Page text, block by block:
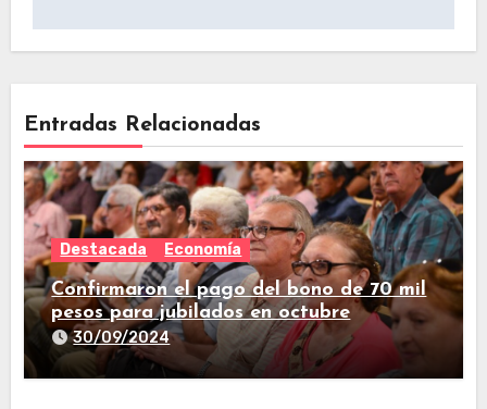
Entradas Relacionadas
Destacada Economía
Confirmaron el pago del bono de 70 mil
pesos para jubilados en octubre
30/09/2024